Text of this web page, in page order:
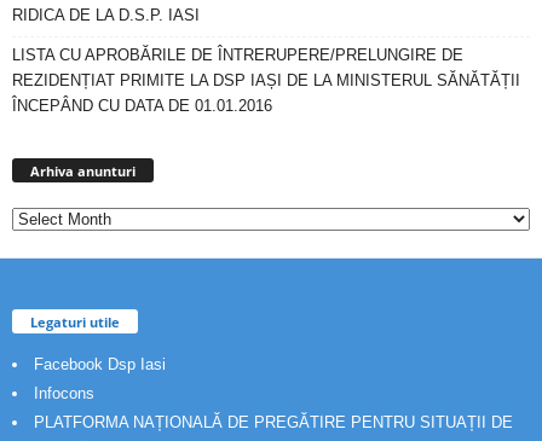
RIDICA DE LA D.S.P. IASI
LISTA CU APROBĂRILE DE ÎNTRERUPERE/PRELUNGIRE DE
REZIDENȚIAT PRIMITE LA DSP IAȘI DE LA MINISTERUL SĂNĂTĂȚII
ÎNCEPÂND CU DATA DE 01.01.2016
Arhiva anunturi
Legaturi utile
Facebook Dsp Iasi
Infocons
PLATFORMA NAȚIONALĂ DE PREGĂTIRE PENTRU SITUAȚII DE